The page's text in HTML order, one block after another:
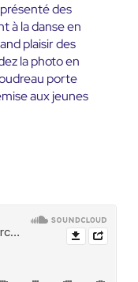
des
à la danse en
plaisir des
la photo en
porte
aux jeunes